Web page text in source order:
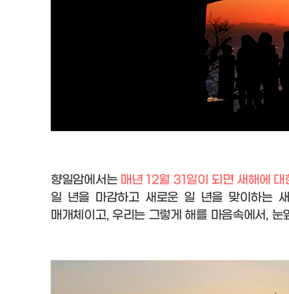
향일암에서는 매년 12월 31일이 되면 새해에 대
일 년을 마감하고 새로운 일 년을 맞이하는
매개체이고, 우리는 그렇게 해를 마음속에서, 눈